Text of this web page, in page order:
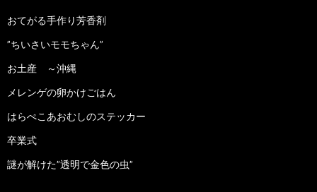
おてがる手作り芳香剤
”ちいさいモモちゃん”
お土産 ～沖縄
メレンゲの卵かけごはん
はらぺこあおむしのステッカー
卒業式
謎が解けた”透明で金色の虫”